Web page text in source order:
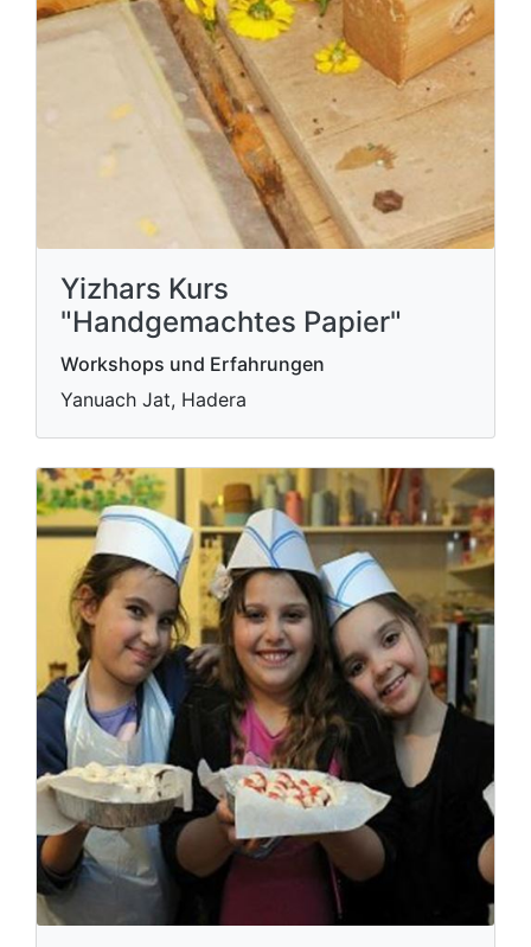
Yizhars Kurs
"Handgemachtes Papier"
Workshops und Erfahrungen
Yanuach Jat, Hadera